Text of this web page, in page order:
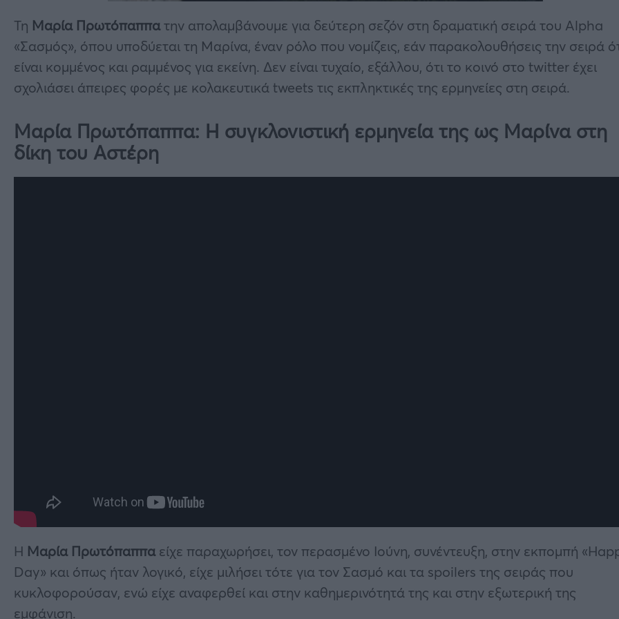
Τη Μαρία Πρωτόπαππατην απολαμβάνουμε για δεύτερη σεζόν στη δραματική σειρά του Alpha
«Σασμός», όπου υποδύεται τη Μαρίνα, έναν ρόλο που νομίζεις, εάν παρακολουθήσεις την σειρά
είναι κομμένος και ραμμένος για εκείνη. Δεν είναι τυχαίο, εξάλλου, ότι το κοινό στο twitter έχει
σχολιάσει άπειρες φορές με κολακευτικά tweets τις εκπληκτικές της ερμηνείες στη σειρά.
Μαρία Πρωτόπαππα: Η συγκλονιστική ερμηνεία της ως Μαρίνα στη
δίκη του Αστέρη
H Μαρία Πρωτόπαππαείχε παραχωρήσει, τον περασμένο Ιούνη, συνέντευξη, στην εκπομπή
Day» και όπως ήταν λογικό, είχε μιλήσει τότε για τον Σασμό και τα spoilers της σειράς που
κυκλοφορούσαν, ενώ είχε αναφερθεί και στην καθημερινότητά της και στην εξωτερική της
εμφάνιση.